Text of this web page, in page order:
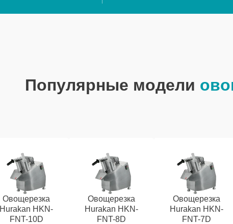
Популярные модели
Овощерезка
Hurakan HKN-
FNT-10D
Овощерезка
Hurakan HKN-
FNT-8D
Овощерезка
Hurakan HKN-
FNT-7D